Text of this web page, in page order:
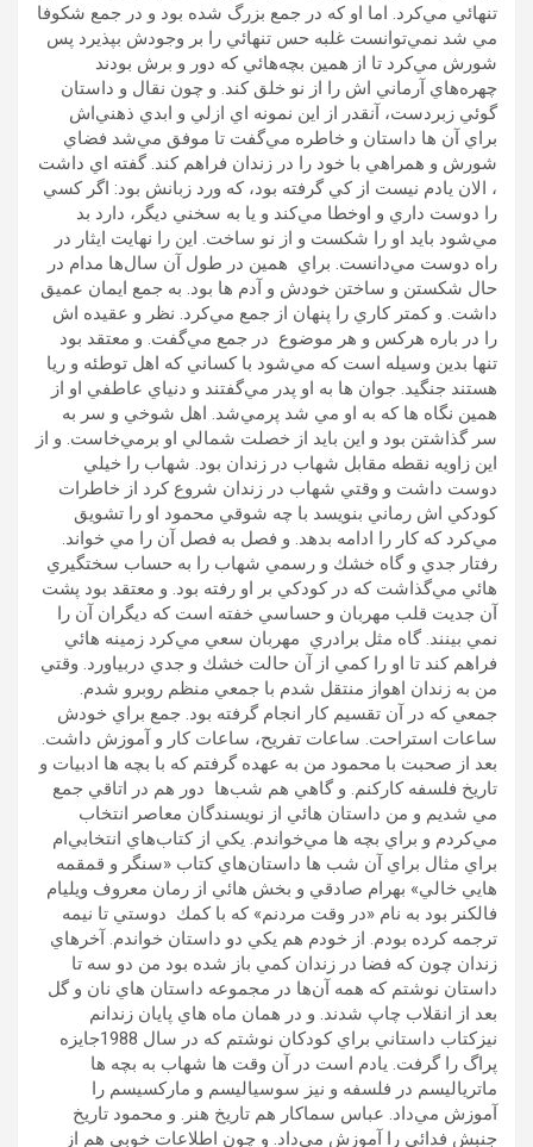
تنهائي مي‌كرد. اما او كه در جمع بزرگ شده بود و در جمع شكوفا
مي شد نمي‌توانست غلبه حس تنهائي را بر وجودش بپذيرد پس
شورش مي‌كرد تا از همين بچه‌هائي كه دور و برش بودند
چهره‌هاي آرماني اش را از نو خلق كند. و چون نقال و داستان
گوئي زبردست، آنقدر از اين نمونه اي ازلي و ابدي ذهني‌اش
براي آن ها داستان و خاطره مي‌گفت تا موفق مي‌شد فضاي
شورش و همراهي با خود را در زندان فراهم كند. گفته اي داشت
، الان يادم نيست از كي گرفته بود، كه ورد زبانش بود: اگر كسي
را دوست داري و اوخطا مي‌كند و يا به سخني ديگر، دارد بد
مي‌شود بايد او را شكست و از نو ساخت. اين را نهايت ايثار در
راه دوست مي‌دانست. براي همين در طول آن سال‌ها مدام در
حال شكستن و ساختن خودش و آدم ها بود. به جمع ايمان عميق
داشت. و كمتر كاري را پنهان از جمع مي‌كرد. نظر و عقيده اش
را در باره هركس و هر موضوع در جمع مي‌گفت. و معتقد بود
تنها بدين وسيله است كه مي‌شود با كساني كه اهل توطئه و ريا
هستند جنگيد. جوان ها به او پدر مي‌گفتند و دنياي عاطفي او از
همين نگاه ها كه به او مي شد پرمي‌شد. اهل شوخي و سر به
سر گذاشتن بود و اين بايد از خصلت شمالي او برمي‌خاست. و از
اين زاويه نقطه مقابل شهاب در زندان بود. شهاب را خيلي
دوست داشت و وقتي شهاب در زندان شروع كرد از خاطرات
كودكي اش رماني بنويسد با چه شوقي محمود او را تشويق
مي‌كرد كه كار را ادامه بدهد. و فصل به فصل آن را مي خواند.
رفتار جدي و گاه خشك و رسمي شهاب را به حساب سختگيري
هائي مي‌گذاشت كه در كودكي بر او رفته بود. و معتقد بود پشت
آن جديت قلب مهربان و حساسي خفته است كه ديگران آن را
نمي بينند. گاه مثل برادري مهربان سعي مي‌كرد زمينه هائي
فراهم كند تا او را كمي از آن حالت خشك و جدي دربياورد. وقتي
من به زندان اهواز منتقل شدم با جمعي منظم روبرو شدم.
جمعي كه در آن تقسيم كار انجام گرفته بود. جمع براي خودش
ساعات استراحت. ساعات تفريح، ساعات كار و آموزش داشت.
بعد از صحبت با محمود من به عهده گرفتم كه با بچه ها ادبيات و
تاريخ فلسفه كاركنم. و گاهي هم شب‌ها دور هم در اتاقي جمع
مي شديم و من داستان هائي از نويسندگان معاصر انتخاب
مي‌كردم و براي بچه ها مي‌خواندم. يكي از كتاب‌هاي انتخابي‌ام
براي مثال براي آن شب ها داستان‌هاي كتاب «سنگر و قمقمه
هايي خالي» بهرام صادقي و بخش هائي از رمان معروف ويليام
فالكنر بود به نام «در وقت مردنم» كه با كمك دوستي تا نيمه
ترجمه كرده بودم. از خودم هم يكي دو داستان خواندم. آخرهاي
زندان چون كه فضا در زندان كمي باز شده بود من دو سه تا
داستان نوشتم كه همه آن‌ها در مجموعه داستان هاي نان و گل
بعد از انقلاب چاپ شدند. و در همان ماه هاي پايان زندانم
نيزكتاب داستاني براي كودكان نوشتم كه در سال 1988جايزه
پراگ را گرفت. يادم است در آن وقت ها شهاب به بچه ها
ماترياليسم در فلسفه و نيز سوسياليسم و ماركسيسم را
آموزش مي‌داد. عباس سماكار هم تاريخ هنر. و محمود تاريخ
جنبش فدائي را آموزش مي‌داد. و چون اطلاعات خوبي هم از